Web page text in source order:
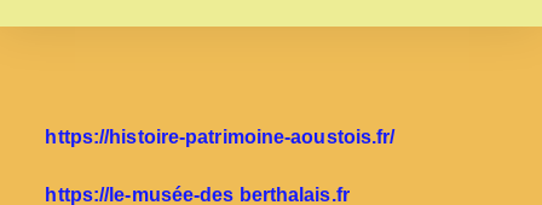
https://histoire-patrimoine-aoustois.fr/
https://le-musée-des berthalais.fr